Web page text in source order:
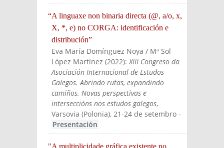
“A linguaxe non binaria directa (@, a/o, x,
X, *, e) no CORGA: identificación e
distribución”
Eva María Domínguez Noya / Mª Sol
López Martínez(2022):XIII Congreso da
Asociación Internacional de Estudos
Galegos. Abrindo rutas, expandindo
camiños. Novas perspectivas e
interseccións nos estudos galegos,
Varsovia (Polonia), 21-24 de setembro -
Presentación
"A multiplicidade gráfica existente no